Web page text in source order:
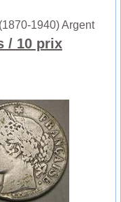
1940) Argent
/ 10 prix